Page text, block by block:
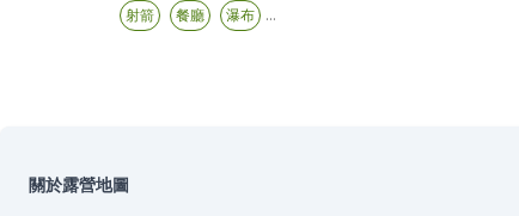
射箭 餐廳 瀑布 ...
關於露營地圖